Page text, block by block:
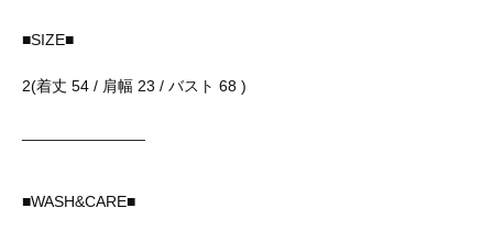
■SIZE■
2(着丈 54 / 肩幅 23 / バスト 68 )
■WASH&CARE■